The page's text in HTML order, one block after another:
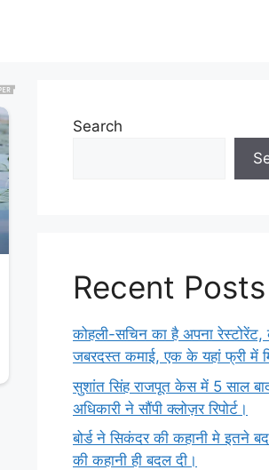
Search
Recent Posts
कोहली-सचिन का है अपना
जबरदस्त कमाई, एक के यहां फ्री में
सुशांत सिंह राजपूत केस में 5 साल
अधिकारी ने सौंपी क्लोज़र रिपोर्ट।
बोर्ड ने सिकंदर की कहानी मे इतने
की कहानी ही बदल दी।